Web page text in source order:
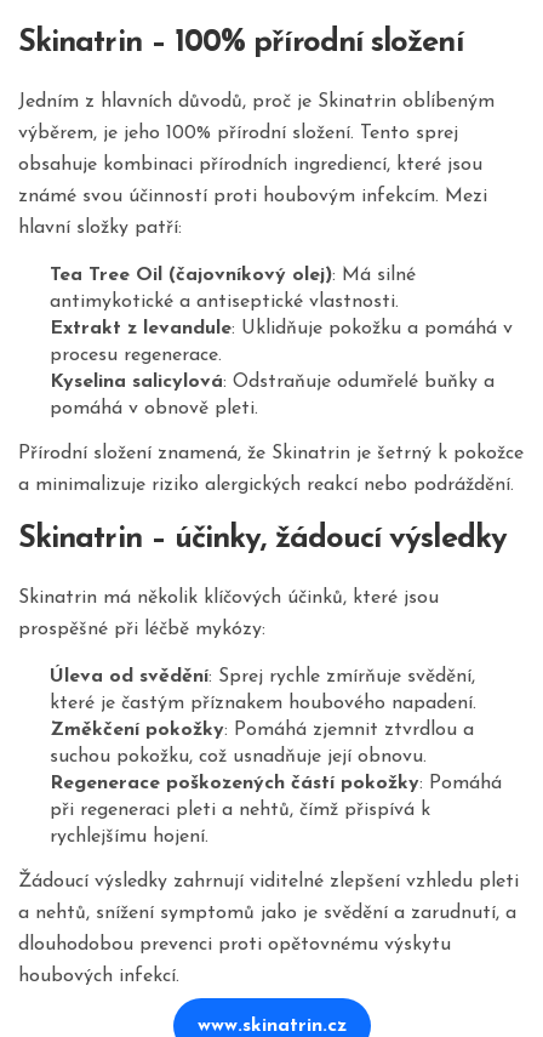
Skinatrin – 100% přírodní složení
Jedním z hlavních důvodů, proč je Skinatrin oblíbeným
výběrem, je jeho 100% přírodní složení. Tento sprej
obsahuje kombinaci přírodních ingrediencí, které jsou
známé svou účinností proti houbovým infekcím. Mezi
hlavní složky patří:
Tea Tree Oil (čajovníkový olej): Má silné
antimykotické a antiseptické vlastnosti.
Extrakt z levandule: Uklidňuje pokožku a pomáhá v
procesu regenerace.
Kyselina salicylová: Odstraňuje odumřelé buňky a
pomáhá v obnově pleti.
Přírodní složení znamená, že Skinatrin je šetrný k pokožce
a minimalizuje riziko alergických reakcí nebo podráždění.
Skinatrin – účinky, žádoucí výsledky
Skinatrin má několik klíčových účinků, které jsou
prospěšné při léčbě mykózy:
Úleva od svědění: Sprej rychle zmírňuje svědění,
které je častým příznakem houbového napadení.
Změkčení pokožky: Pomáhá zjemnit ztvrdlou a
suchou pokožku, což usnadňuje její obnovu.
Regenerace poškozených částí pokožky: Pomáhá
při regeneraci pleti a nehtů, čímž přispívá k
rychlejšímu hojení.
Žádoucí výsledky zahrnují viditelné zlepšení vzhledu pleti
a nehtů, snížení symptomů jako je svědění a zarudnutí, a
dlouhodobou prevenci proti opětovnému výskytu
houbových infekcí.
www.skinatrin.cz